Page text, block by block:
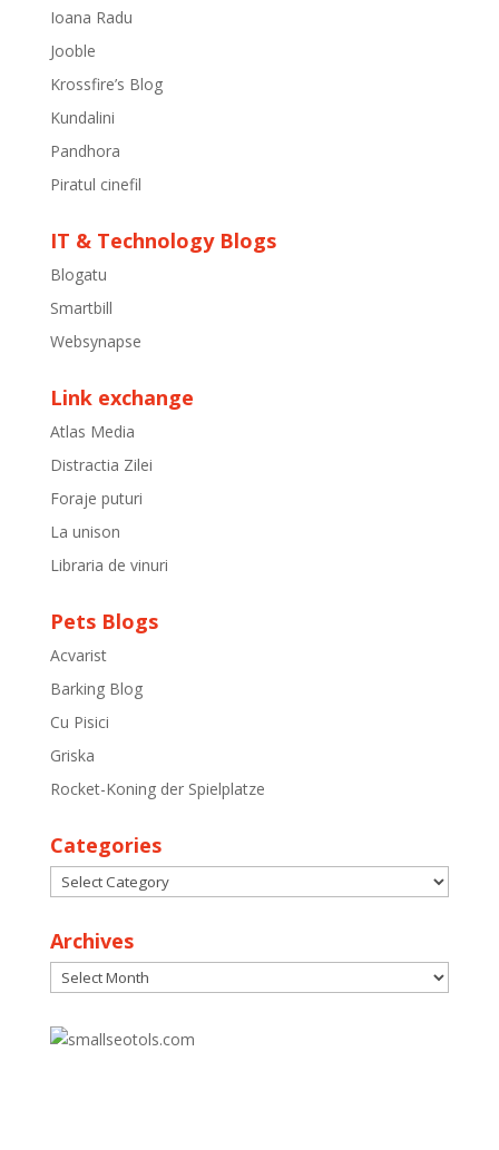
Ioana Radu
Jooble
Krossfire’s Blog
Kundalini
Pandhora
Piratul cinefil
IT & Technology Blogs
Blogatu
Smartbill
Websynapse
Link exchange
Atlas Media
Distractia Zilei
Foraje puturi
La unison
Libraria de vinuri
Pets Blogs
Acvarist
Barking Blog
Cu Pisici
Griska
Rocket-Koning der Spielplatze
Categories
Categories
Archives
Archives